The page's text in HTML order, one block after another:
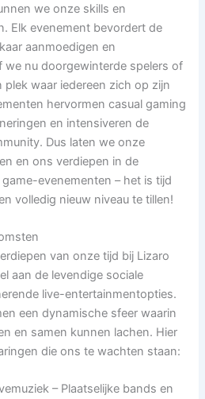
we onze skills en
Elk evenement bevordert de
aanmoedigen en
we nu doorgewinterde spelers of
waar iedereen zich op zijn
hervormen casual gaming
en intensiveren de
Dus laten we onze
en ons verdiepen in de
evenementen – het is tijd
volledig nieuw niveau te tillen!
van onze tijd bij Lizaro
aan de levendige sociale
live-entertainmentopties.
een dynamische sfeer waarin
en samen kunnen lachen. Hier
die ons te wachten staan:
– Plaatselijke bands en